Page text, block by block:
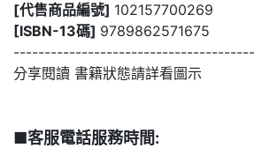
[代售商品編號] 102157700269
[ISBN-13碼] 9789862571675
分享閱讀 書籍狀態請詳看圖示
■客服電話服務時間: